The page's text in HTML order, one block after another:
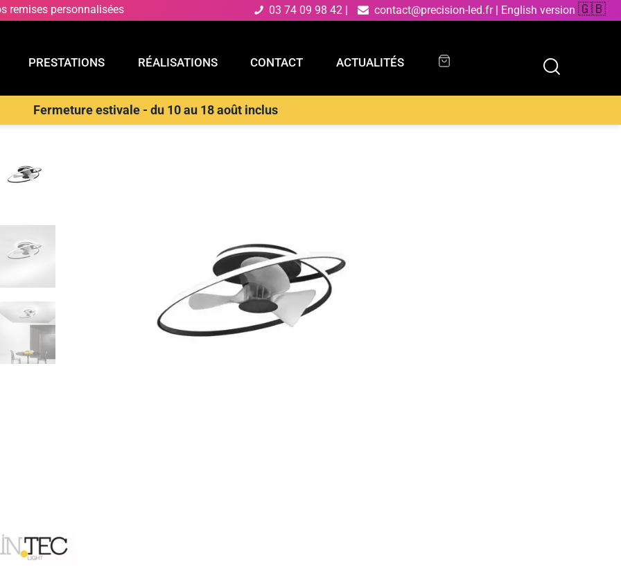
remises personnalisées 03 74 09 98 42 | contact@precision-led.fr | English version 🇬🇧
PRESTATIONS RÉALISATIONS CONTACT ACTUALITÉS
Fermeture estivale - du 10 au 18 août inclus
PRESTATIONS RÉALISATIONS CONTACT
Plafonnier>INTEC Plafonnier noir STORM avec ventilateur 55W CCT 5500 lm 78 cm